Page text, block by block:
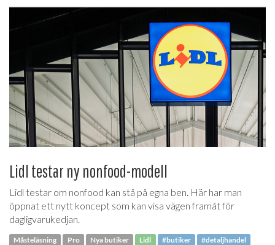
Lidl testar ny nonfood-modell
Lidl testar om nonfood kan stå på egna ben. Här har man
öppnat ett nytt koncept som kan visa vägen framåt för
dagligvarukedjan.
Måsteläsning Pro Nya butiker Lidl #butiker #detaljhandel